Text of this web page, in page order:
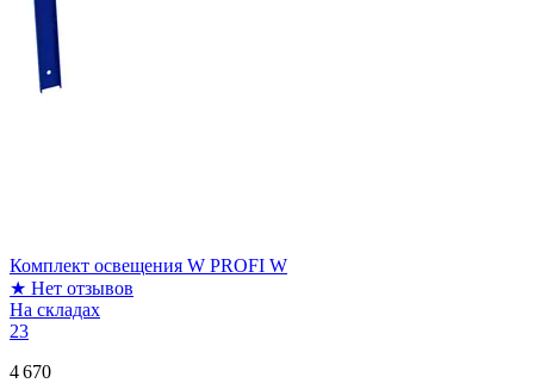
Комплект освещения W PROFI W
★ Нет отзывов
На складах
23
4 670